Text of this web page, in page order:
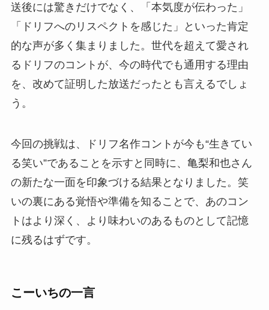
送後には驚きだけでなく、「本気度が伝わった」
「ドリフへのリスペクトを感じた」といった肯定
的な声が多く集まりました。世代を超えて愛され
るドリフのコントが、今の時代でも通用する理由
を、改めて証明した放送だったとも言えるでしょ
う。
今回の挑戦は、ドリフ名作コントが今も“生きてい
る笑い”であることを示すと同時に、亀梨和也さん
の新たな一面を印象づける結果となりました。笑
いの裏にある覚悟や準備を知ることで、あのコン
トはより深く、より味わいのあるものとして記憶
に残るはずです。
こーいちの一言